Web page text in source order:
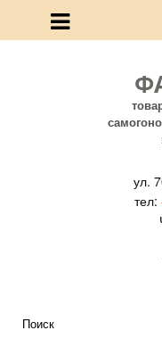
ул.
тел: